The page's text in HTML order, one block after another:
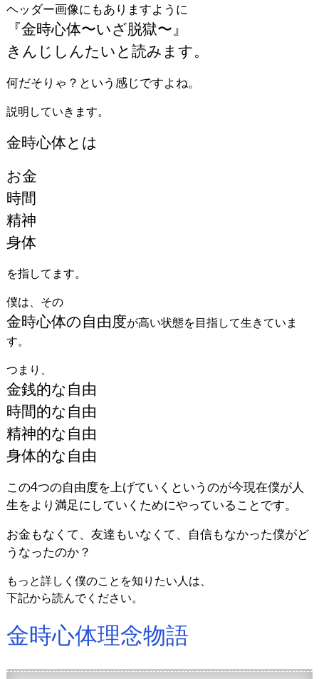
ヘッダー画像にもありますように
『金時心体〜いざ脱獄〜』
きんじしんたいと読みます。
何だそりゃ？という感じですよね。
説明していきます。
金時心体とは
お金
時間
精神
身体
を指してます。
僕は、その
金時心体の自由度が高い状態を目指して生きていま
す。
つまり、
金銭的な自由
時間的な自由
精神的な自由
身体的な自由
この4つの自由度を上げていくというのが今現在僕が人
生をより満足にしていくためにやっていることです。
お金もなくて、友達もいなくて、自信もなかった僕がど
うなったのか？
もっと詳しく僕のことを知りたい人は、
下記から読んでください。
金時心体理念物語